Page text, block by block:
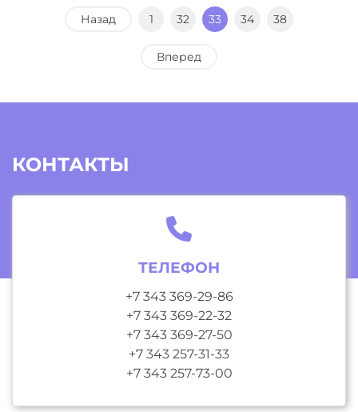
Назад 1 32 33 34 38
Вперед
КОНТАКТЫ
ТЕЛЕФОН
+7 343 369-29-86
+7 343 369-22-32
+7 343 369-27-50
+7 343 257-31-33
+7 343 257-73-00